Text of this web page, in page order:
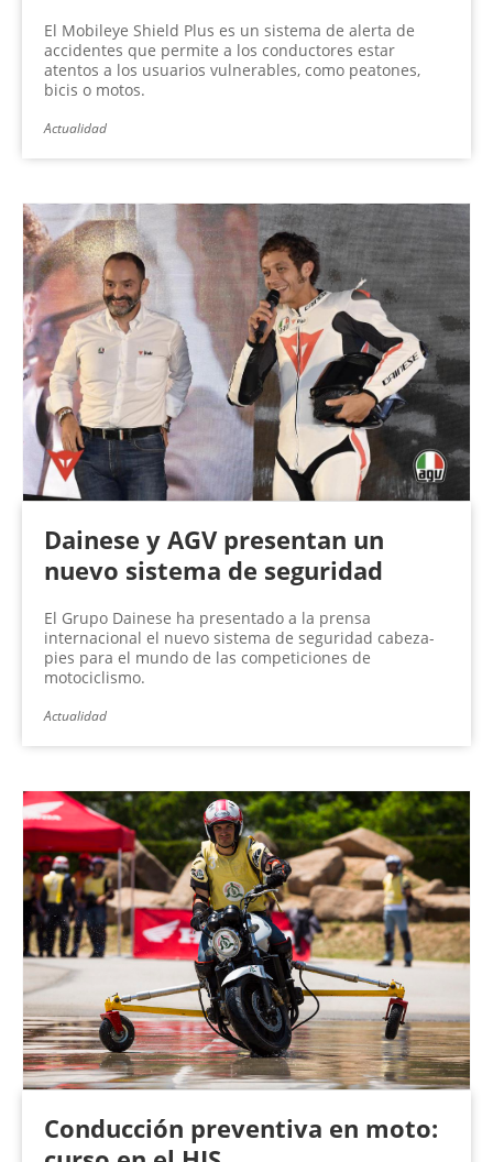
El Mobileye Shield Plus es un sistema de alerta de
accidentes que permite a los conductores estar
atentos a los usuarios vulnerables, como peatones,
bicis o motos.
Actualidad
Dainese y AGV presentan un
nuevo sistema de seguridad
El Grupo Dainese ha presentado a la prensa
internacional el nuevo sistema de seguridad cabeza-
pies para el mundo de las competiciones de
motociclismo.
Actualidad
Conducción preventiva en moto: